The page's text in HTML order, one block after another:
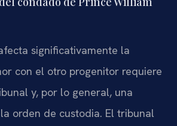
significativamente la
con el otro progenitor requiere
y, por lo general, una
orden de custodia. El tribunal